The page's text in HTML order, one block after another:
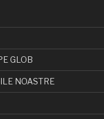
GLOB
NOASTRE